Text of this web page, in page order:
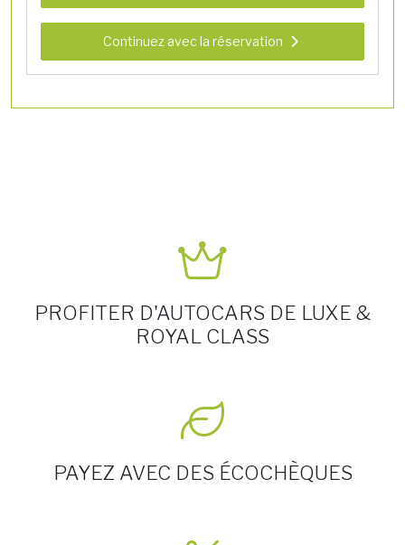
Continuez avec la réservation
PROFITER D'AUTOCARS DE LUXE &
ROYAL CLASS
PAYEZ AVEC DES ÉCOCHÈQUES